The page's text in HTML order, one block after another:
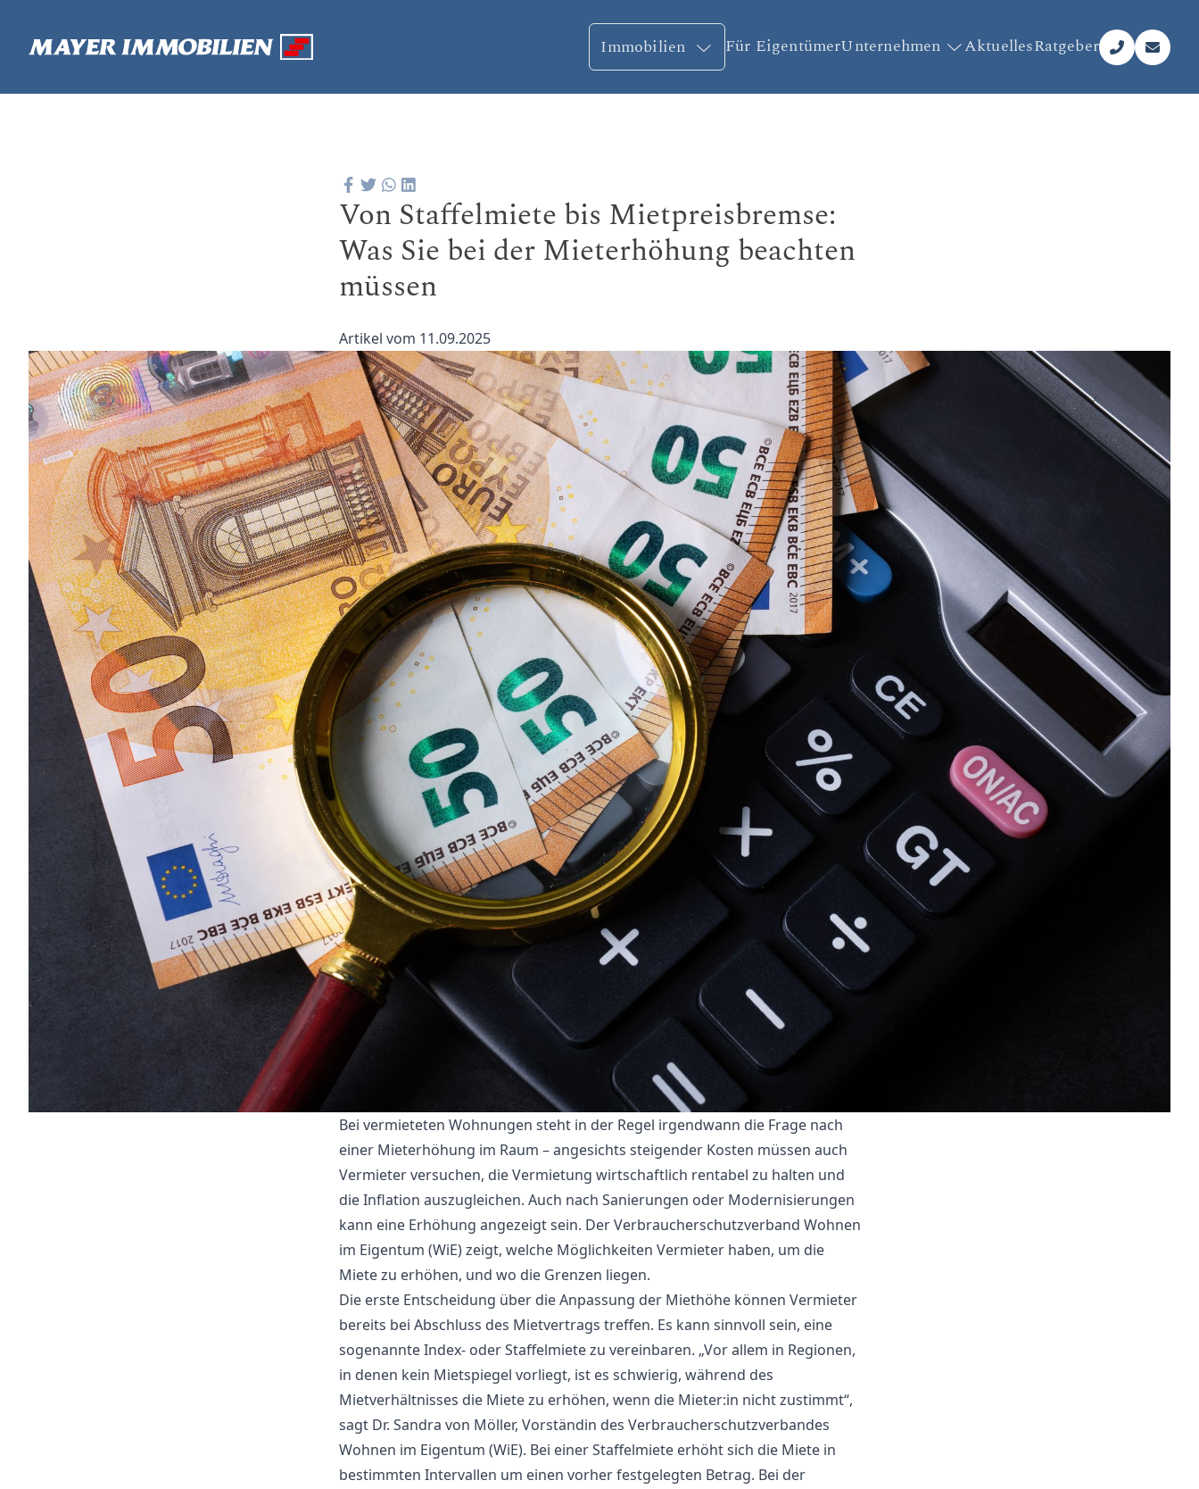
Immobilien Für EigentümerUnternehmen AktuellesRatgeber
Von Staffelmiete bis Mietpreisbremse:
Was Sie bei der Mieterhöhung beachten
müssen
Artikel vom 11.09.2025
Bei vermieteten Wohnungen steht in der Regel irgendwann die Frage nach
einer Mieterhöhung im Raum – angesichts steigender Kosten müssen auch
Vermieter versuchen, die Vermietung wirtschaftlich rentabel zu halten und
die Inflation auszugleichen. Auch nach Sanierungen oder Modernisierungen
kann eine Erhöhung angezeigt sein. Der Verbraucherschutzverband Wohnen
im Eigentum (WiE) zeigt, welche Möglichkeiten Vermieter haben, um die
Miete zu erhöhen, und wo die Grenzen liegen.
Die erste Entscheidung über die Anpassung der Miethöhe können Vermieter
bereits bei Abschluss des Mietvertrags treffen. Es kann sinnvoll sein, eine
sogenannte Index- oder Staffelmiete zu vereinbaren. „Vor allem in Regionen,
in denen kein Mietspiegel vorliegt, ist es schwierig, während des
Mietverhältnisses die Miete zu erhöhen, wenn die Mieter:in nicht zustimmt“,
sagt Dr. Sandra von Möller, Vorständin des Verbraucherschutzverbandes
Wohnen im Eigentum (WiE). Bei einer Staffelmiete erhöht sich die Miete in
bestimmten Intervallen um einen vorher festgelegten Betrag. Bei der